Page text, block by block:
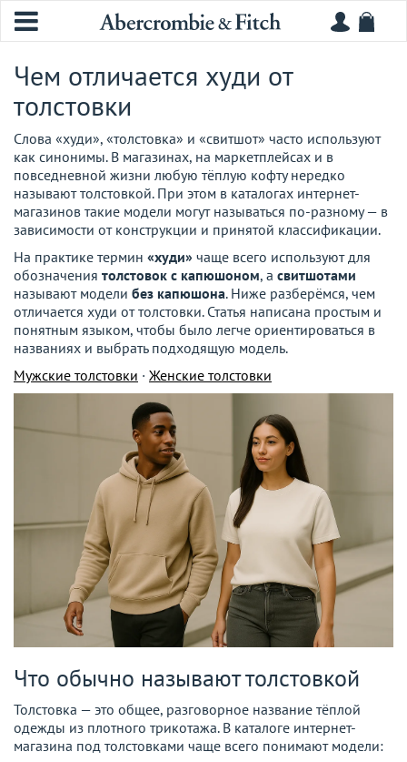
Чем отличается худи от
толстовки
Слова «худи», «толстовка» и «свитшот» часто используют
как синонимы. В магазинах, на маркетплейсах и в
повседневной жизни любую тёплую кофту нередко
называют толстовкой. При этом в каталогах интернет-
магазинов такие модели могут называться по-разному — в
зависимости от конструкции и принятой классификации.
На практике термин «худи» чаще всего используют для
обозначения толстовок с капюшоном, а свитшотами
называют модели без капюшона. Ниже разберёмся, чем
отличается худи от толстовки. Статья написана простым и
понятным языком, чтобы было легче ориентироваться в
названиях и выбрать подходящую модель.
Мужские толстовки · Женские толстовки
Что обычно называют толстовкой
Толстовка — это общее, разговорное название тёплой
одежды из плотного трикотажа. В каталоге интернет-
магазина под толстовками чаще всего понимают модели: